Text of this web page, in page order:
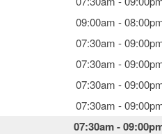
09:00am -
07:30am -
07:30am -
07:30am -
07:30am -
07:30am-